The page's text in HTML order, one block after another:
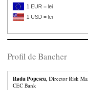
1 EUR = lei
1 USD = lei
Profil de Bancher
Radu Popescu, Director Risk
CEC Bank